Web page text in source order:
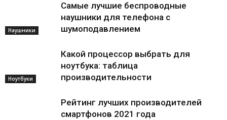
Наушники
Самые лучшие беспроводные
наушники для телефона с
шумоподавлением
Ноутбуки
Какой процессор выбрать для
ноутбука: таблица
производительности
Рейтинг лучших производителей
смартфонов 2021 года